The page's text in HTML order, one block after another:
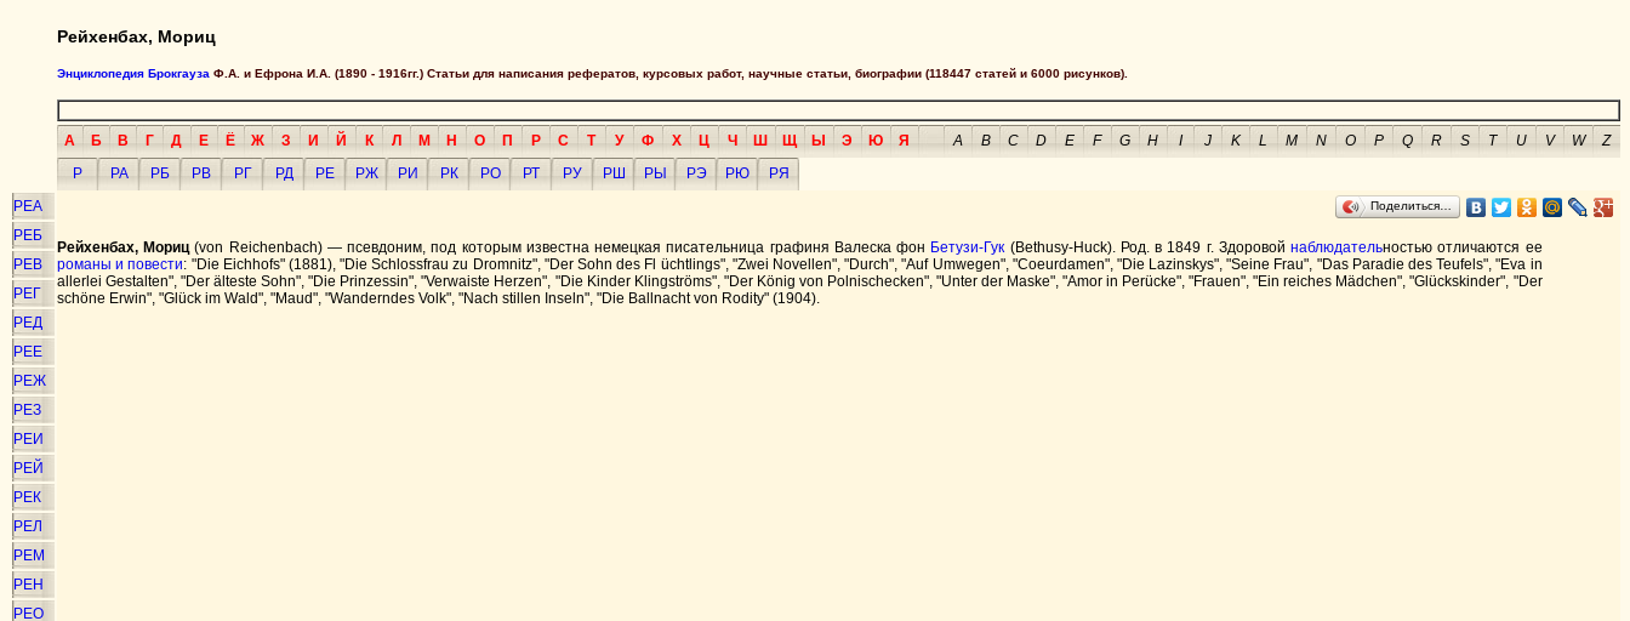
Рейхенбах, Мориц
Энциклопедия Брокгауза Ф.А. и Ефрона И.А. (1890 - 1916гг.) Статьи для написания рефератов, курсовых работ, научные статьи, биографии (118447 статей и 6000 рисунков).
А Б В Г Д Е Ё Ж З И Й К Л М Н О П Р С Т У Ф Х Ц Ч Ш Щ Ы Э Ю Я A B C D E F G H I J K L M N O P Q R S T U V W
Z
Р
РА РБ РВ РГ РД РЕ РЖ РИ РК РО РТ РУ РШ РЫ РЭ РЮ
РЯ
РЕА
РЕБ
РЕВ
РЕГ
РЕД
РЕЕ
РЕЖ
РЕЗ
РЕИ
РЕЙ
РЕК
РЕЛ
РЕМ
РЕН
РЕО
Поделиться…
Рейхенбах, Мориц(von Reichenbach) — псевдоним, под которым известна немецкая писательница графиня Валеска фон Бетузи-Гук (Bethusy-Huck). Род. в 1849 г. Здоровойнаблюдательностью отличаются ее
романы и повести: "Die Eichhofs" (1881), "Die Schlossfrau zu Dromnitz", "Der Sohn des Fl üchtlings", "Zwei Novellen", "Durch", "Auf Umwegen", "Coeurdamen", "Die Lazinskys", "Seine Frau", "Das Paradie des Teufels", "Eva in
allerlei Gestalten", "Der älteste Sohn", "Die Prinzessin", "Verwaiste Herzen", "Die Kinder Klingströms", "Der König von Polnischecken", "Unter der Maske", "Amor in Perücke", "Frauen", "Ein reiches Mädchen", "Glückskinder", "Der
schöne Erwin", "Glück im Wald", "Maud", "Wanderndes Volk", "Nach stillen Inseln", "Die Ballnacht von Rodity" (1904).